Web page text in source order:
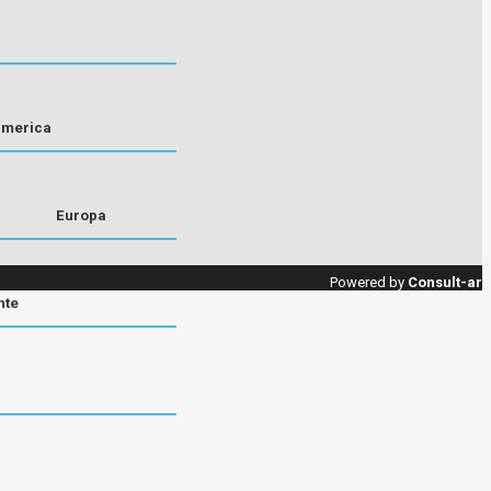
Europa
Powered by Consult-ar